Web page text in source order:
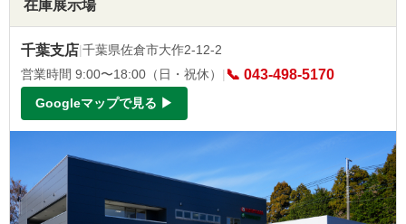
在庫展示場
千葉支店|千葉県佐倉市大作2-12-2
営業時間 9:00〜18:00（日・祝休） | 📞 043-498-5170
Googleマップで見る ▶